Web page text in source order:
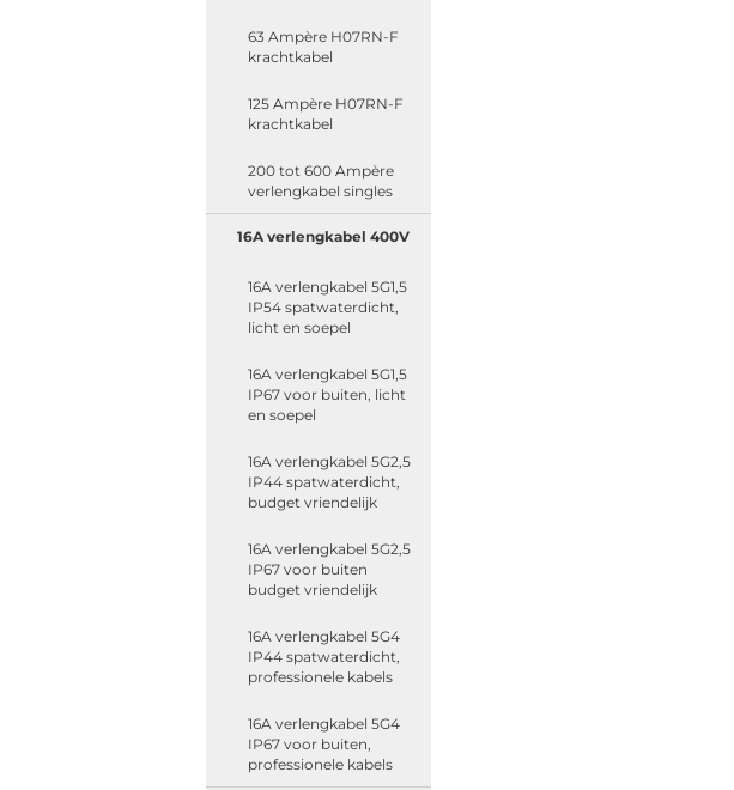
63 Ampère H07RN-F
krachtkabel
125 Ampère H07RN-F
krachtkabel
200 tot 600 Ampère
verlengkabel singles
16A verlengkabel 400V
16A verlengkabel 5G1,5
IP54 spatwaterdicht,
licht en soepel
16A verlengkabel 5G1,5
IP67 voor buiten, licht
en soepel
16A verlengkabel 5G2,5
IP44 spatwaterdicht,
budget vriendelijk
16A verlengkabel 5G2,5
IP67 voor buiten
budget vriendelijk
16A verlengkabel 5G4
IP44 spatwaterdicht,
professionele kabels
16A verlengkabel 5G4
IP67 voor buiten,
professionele kabels